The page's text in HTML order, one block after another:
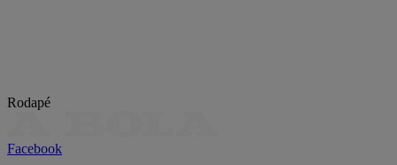
Rodapé
Facebook